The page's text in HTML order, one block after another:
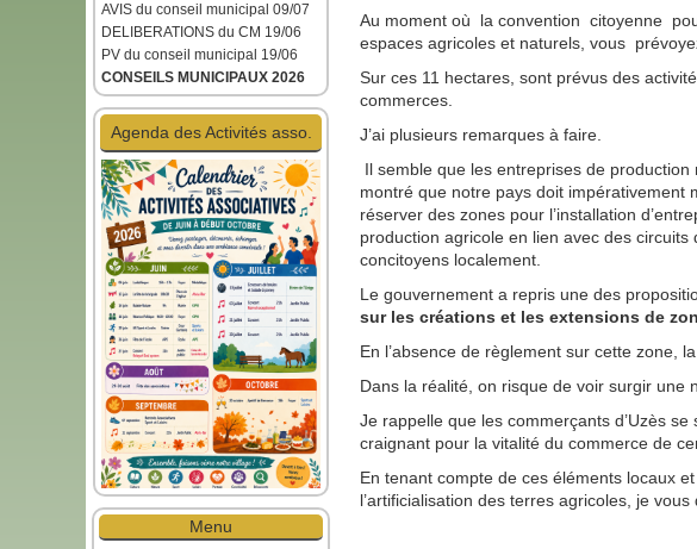
AVIS du conseil municipal 09/07
DELIBERATIONS du CM 19/06
PV du conseil municipal 19/06
CONSEILS MUNICIPAUX 2026
Agenda des Activités asso.
Menu
Au moment où la convention citoyenne
espaces agricoles et naturels, vous
Sur ces 11 hectares, sont prévus des
commerces.
J’ai plusieurs remarques à faire.
Il semble que les entreprises de
montré que notre pays doit impérativement
réserver des zones pour l’installation
production agricole en lien avec des
concitoyens localement.
Le gouvernement a repris une des
sur les créations et les extensions de
En l’absence de règlement sur cette zone,
Dans la réalité, on risque de voir surgir une
Je rappelle que les commerçants d’Uzès
craignant pour la vitalité du commerce de
En tenant compte de ces éléments locaux
l’artificialisation des terres agricoles, je